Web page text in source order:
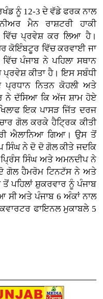
ਨੂੰ 12-3 ਦੇ ਵੱਡੇ ਫਰਕ ਨਾਲ
ਮੈਨ ਰਾਸ਼ਟਰੀ ਹਾਕੀ
ਵਿੱਚ ਪ੍ਰਵੇਸ਼ ਕਰ ਲਿਆ ਹੈ।
ਕੋਇੰਬਟੂਰ ਵਿੱਚ ਕਰਵਾਈ ਜਾ
ਪੰਜਾਬ ਨੇ ਪਹਿਲਾ ਸਥਾਨ
ਕੀਤਾ ਹੈ। ਇਸ ਸਬੰਧੀ
ਪ੍ਰਧਾਨ ਨਿਤਨ ਕੋਹਲੀ ਅਤੇ
ਦੱਸਿਆ ਕਿ ਅੱਜ ਸ਼ਾਮ ਹੋਏ
ਇਕ ਪਾਸੜ ਜਿੱਤ ਦਰਜ
ਗੋਲ ਕਰਕੇ ਹੈਟ੍ਰਿਕ ਕੀਤੀ
ਐਲਾਨਿਆ ਗਿਆ। ਉਸ ਤੋਂ
ਸਿੰਘ ਨੇ ਦੋ ਦੋ ਗੋਲ ਕੀਤੇ ਜਦਕਿ
ਸਿੰਘ ਅਤੇ ਅਮਨਦੀਪ ਨੇ
ਗੋਲ ਹੈਮਰੋਮ ਟਿਨਟੱਸ ਨੇ ਅਤੇ
ਪਹਿਲਾਂ ਸ਼ੁਕਰਵਾਰ ਨੂੰ ਪੰਜਾਬ
ਸੀ ਅਤੇ ਪੰਜਾਬ 6 ਅੰਕਾਂ ਨਾਲ
ਕਵਾਰਟਰ ਫਾਇਨਲ ਮੁਕਾਬਲੇ 5